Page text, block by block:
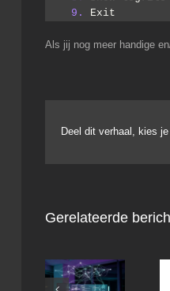
9.
Exit
Als jij nog meer handige
Deel dit verhaal, kies
Gerelateerde